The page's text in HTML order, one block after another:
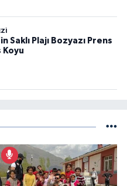
Saklı Plajı Bozyazı Prens
Koyu